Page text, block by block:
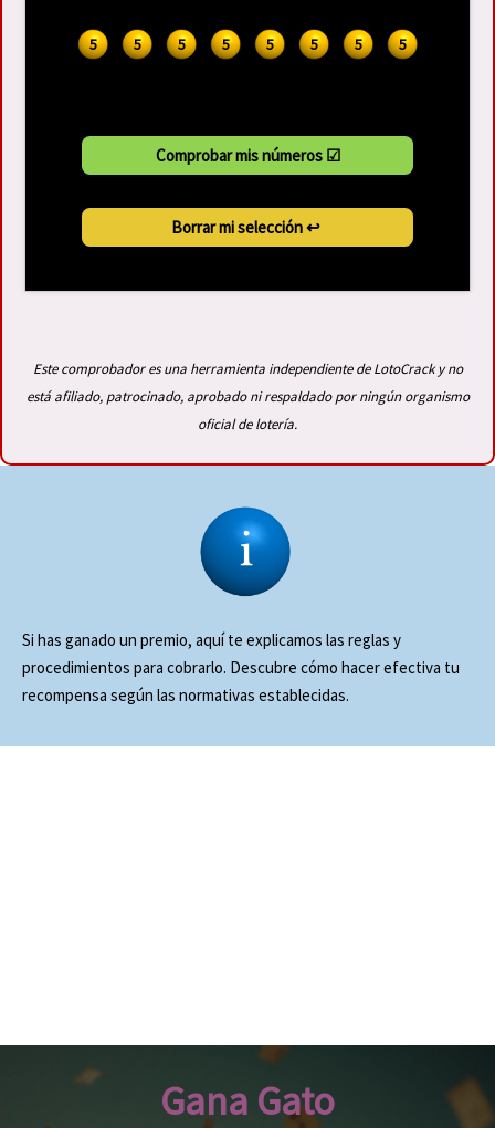
5 5 5 5 5 5 5 5
Este comprobador es una herramienta independiente de LotoCrack y no
está afiliado, patrocinado, aprobado ni respaldado por ningún organismo
oficial de lotería.
Si has ganado un premio, aquí te explicamos las reglas y
procedimientos para cobrarlo. Descubre cómo hacer efectiva tu
recompensa según las normativas establecidas.
Gana Gato